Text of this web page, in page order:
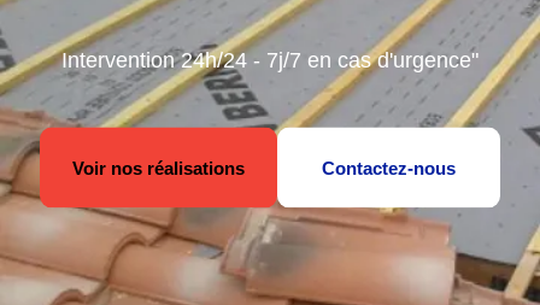
Intervention 24h/24 - 7j/7 en cas d'urgence"
Voir nos réalisations Contactez-nous